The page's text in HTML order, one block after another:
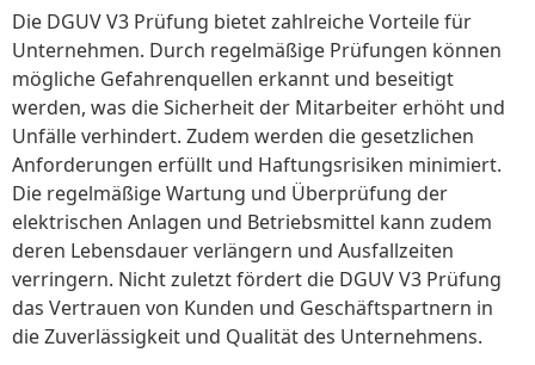
Die DGUV V3 Prüfung bietet zahlreiche Vorteile für
Unternehmen. Durch regelmäßige Prüfungen können
mögliche Gefahrenquellen erkannt und beseitigt
werden, was die Sicherheit der Mitarbeiter erhöht und
Unfälle verhindert. Zudem werden die gesetzlichen
Anforderungen erfüllt und Haftungsrisiken minimiert.
Die regelmäßige Wartung und Überprüfung der
elektrischen Anlagen und Betriebsmittel kann zudem
deren Lebensdauer verlängern und Ausfallzeiten
verringern. Nicht zuletzt fördert die DGUV V3 Prüfung
das Vertrauen von Kunden und Geschäftspartnern in
die Zuverlässigkeit und Qualität des Unternehmens.